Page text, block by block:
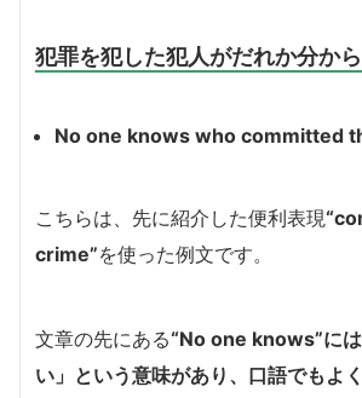
犯罪を犯した犯人がだれか分か
No one knows who committed
こちらは、先に紹介した便利表現
crime”を使った例文です。
文章の先にある“No one knows”に
い」という意味があり、口語でもよ